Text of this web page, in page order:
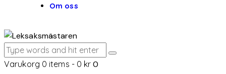
Om oss
Varukorg 0 items - 0 kr 0